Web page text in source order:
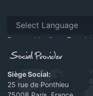
Powered by Translate
Siège Social:
25 rue de Ponthieu